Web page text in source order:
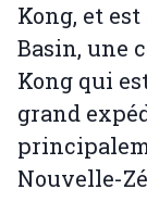
Kong, et
Basin, une
Kong qui
grand
Nouvelle-